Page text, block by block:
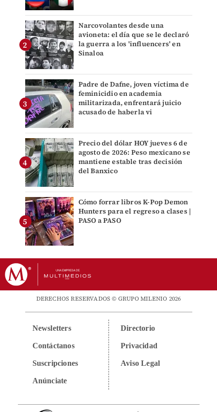
Narcovolantes desde una
avioneta: el día que se le declaró
la guerra a los 'influencers' en
Sinaloa
Padre de Dafne, joven víctima de
feminicidio en academia
militarizada, enfrentará juicio
acusado de haberla vi
Precio del dólar HOY jueves 6 de
agosto de 2026: Peso mexicano se
mantiene estable tras decisión
del Banxico
Cómo forrar libros K-Pop Demon
Hunters para el regreso a clases |
PASO a PASO
DERECHOS RESERVADOS © GRUPO MILENIO 2026
Newsletters
Contáctanos
Suscripciones
Anúnciate
Directorio
Privacidad
Aviso Legal